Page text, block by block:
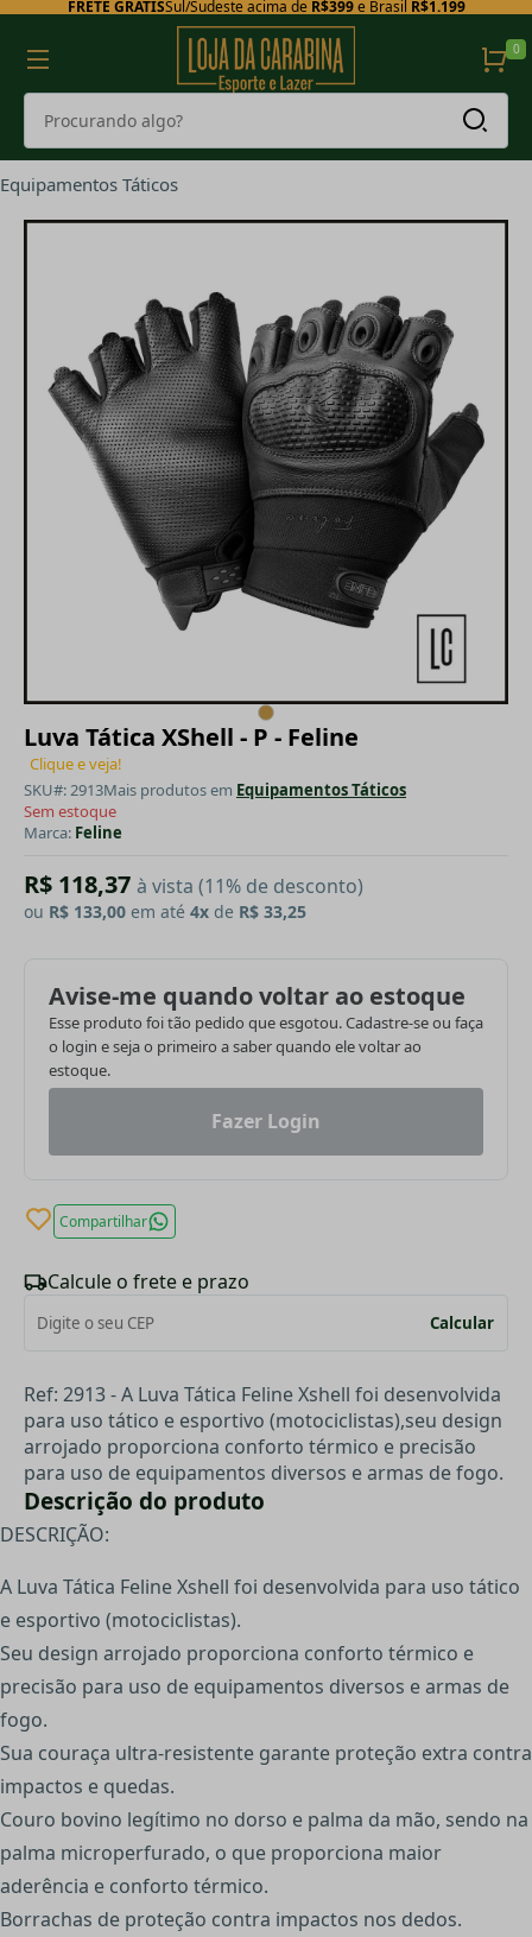
FRETE GRÁTISSul/Sudeste acima de R$399e Brasil R$1.199
0
Equipamentos Táticos
Luva Tática XShell - P - Feline
Clique e veja!
SKU#: 2913Mais produtos em Equipamentos Táticos
Sem estoque
Marca: Feline
R$ 118,37 à vista (11% de desconto)
ou R$ 133,00 em até 4x de R$ 33,25
Avise-me quando voltar ao estoque
Esse produto foi tão pedido que esgotou. Cadastre-se ou faça
o login e seja o primeiro a saber quando ele voltar ao
estoque.
Fazer Login
Compartilhar
Calcule o frete e prazo
Calcular
Ref: 2913 - A Luva Tática Feline Xshell foi desenvolvida
para uso tático e esportivo (motociclistas),seu design
arrojado proporciona conforto térmico e precisão
para uso de equipamentos diversos e armas de fogo.
Descrição do produto
DESCRIÇÃO:
A Luva Tática Feline Xshell foi desenvolvida para uso tático
e esportivo (motociclistas).
Seu design arrojado proporciona conforto térmico e
precisão para uso de equipamentos diversos e armas de
fogo.
Sua couraça ultra-resistente garante proteção extra contra
impactos e quedas.
Couro bovino legítimo no dorso e palma da mão, sendo na
palma microperfurado, o que proporciona maior
aderência e conforto térmico.
Borrachas de proteção contra impactos nos dedos.